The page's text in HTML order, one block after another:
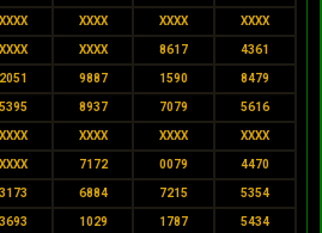
XXXX XXXX XXXX XXXX
XXXX XXXX 8617 4361
2051 9887 1590 8479
5395 8937 7079 5616
XXXX XXXX XXXX XXXX
XXXX 7172 0079 4470
3173 6884 7215 5354
3693 1029 1787 5434